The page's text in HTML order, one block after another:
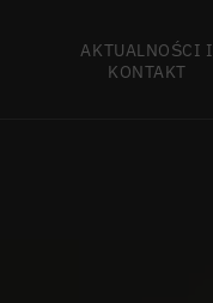
AKTUALNOŚCI I
KONTAKT